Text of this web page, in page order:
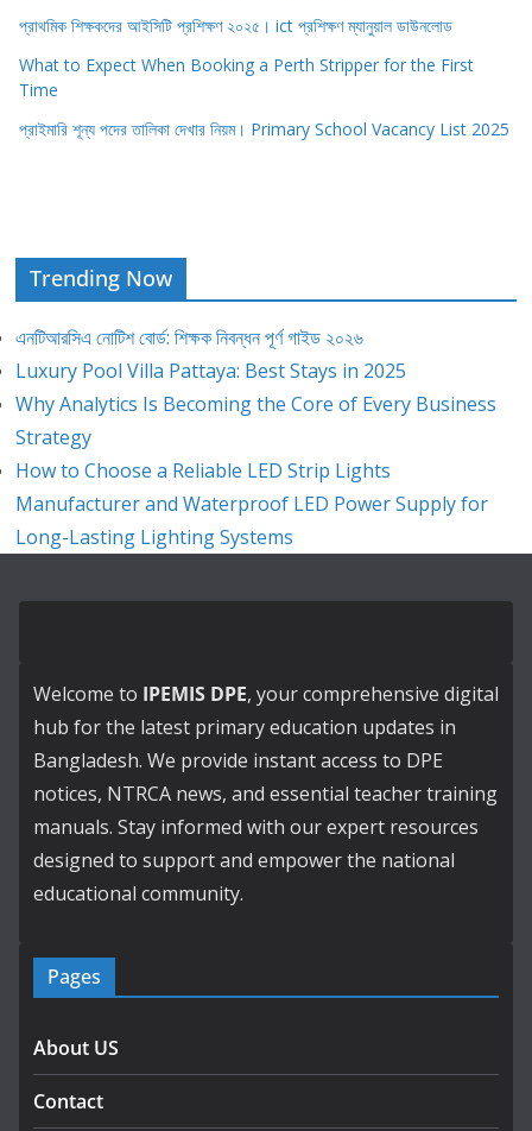
প্রাথমিক শিক্ষকদের আইসিটি প্রশিক্ষণ ২০২৫। ict প্রশিক্ষণ ম্যানুয়াল ডাউনলোড
What to Expect When Booking a Perth Stripper for the First
Time
প্রাইমারি শূন্য পদের তালিকা দেখার নিয়ম। Primary School Vacancy List 2025
Trending Now
এনটিআরসিএ নোটিশ বোর্ড: শিক্ষক নিবন্ধন পূর্ণ গাইড ২০২৬
Luxury Pool Villa Pattaya: Best Stays in 2025
Why Analytics Is Becoming the Core of Every Business
Strategy
How to Choose a Reliable LED Strip Lights
Manufacturer and Waterproof LED Power Supply for
Long-Lasting Lighting Systems
Welcome to IPEMIS DPE, your comprehensive digital
hub for the latest primary education updates in
Bangladesh. We provide instant access to DPE
notices, NTRCA news, and essential teacher training
manuals. Stay informed with our expert resources
designed to support and empower the national
educational community.
Pages
About US
Contact